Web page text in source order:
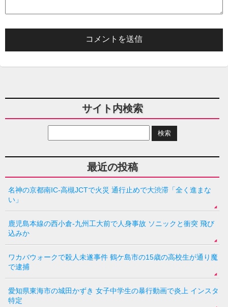
サイト内検索
最近の投稿
名神の京都南IC-高槻JCTで火災 通行止めで大渋滞「全く進まな
い」
鹿児島本線の西小倉-九州工大前で人身事故 ソニックと衝突 飛び
込みか
ワカバウォークで殺人未遂事件 鶴ケ島市の15歳の高校生が通り魔
で逮捕
愛知県東海市の城田かずき 女子中学生の暴行動画で炎上 インスタ
特定